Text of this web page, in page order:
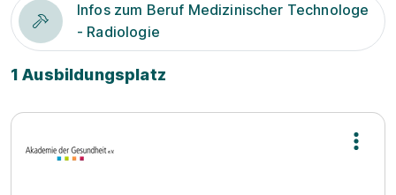
Infos zum Beruf Medizinischer Technologe
- Radiologie
1 Ausbildungsplatz